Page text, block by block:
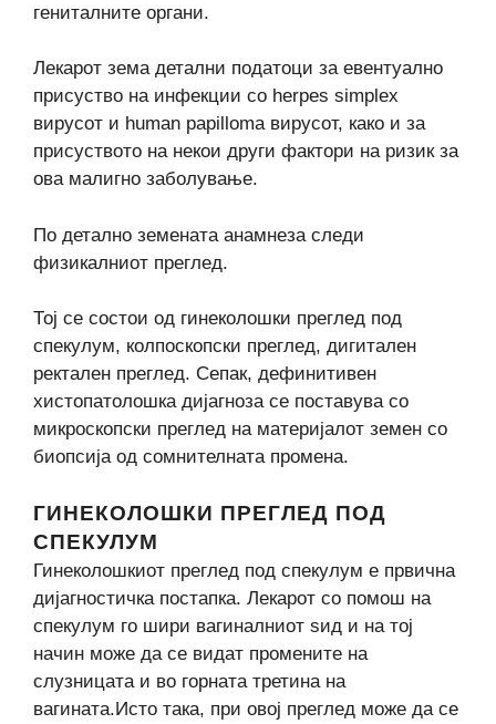
гениталните органи.
Лекарот зема детални податоци за евентуално
присуство на инфекции со herpes simplex
вирусот и human papilloma вирусот, како и за
присуството на некои други фактори на ризик за
ова малигно заболување.
По детално земената анамнеза следи
физикалниот преглед.
Тој се состои од гинеколошки преглед под
спекулум, колпоскопски преглед, дигитален
ректален преглед. Сепак, дефинитивен
хистопатолошка дијагноза се поставува со
микроскопски преглед на материјалот земен со
биопсија од сомнителната промена.
ГИНЕКОЛОШКИ ПРЕГЛЕД ПОД
СПЕКУЛУМ
Гинеколошкиот преглед под спекулум е првична
дијагностичка постапка. Лекарот со помош на
спекулум го шири вагиналниот sид и на тој
начин може да се видат промените на
слузницата и во горната третина на
вагината.Исто така, при овој преглед може да се